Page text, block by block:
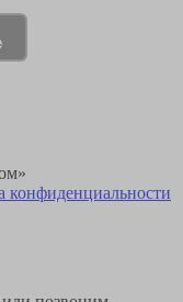
конфиденциальности